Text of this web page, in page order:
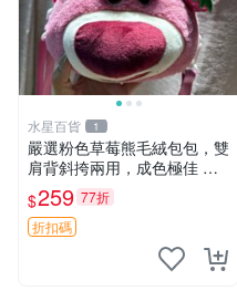
水星百貨 1
嚴選粉色草莓熊毛絨包包，雙
肩背斜挎兩用，成色極佳 精
準關鍵詞：草莓熊 包包 毛絨
$259 77折
折扣碼